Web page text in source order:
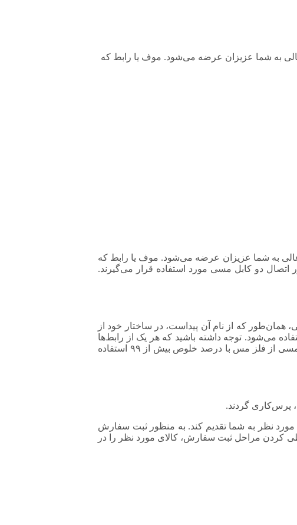
عالی به شما عزیزان عرضه می‌شود. موف یا رابط که
کیفیت عالی به شما عزیزان عرضه می‌شود. موف یا رابط که
دو کابل مسی مورد استفاده قرار می‌گیرند.
همان‌طور که از نام آن پیداست، در ساختار خود از
می‌شود. توجه داشته باشید که هر یک از رابط‌ها
دارای سایز مخصوصی هستند؛ بنابراین در زمان ثبت سفارش نیاز است که متناسب با سایز کابل خرید کنید. در فرآیند تولید موف مسی از فلز مس با درصد خلوص بیش از ۹۹ استفاده
پرس‌کاری گردند.
نظر به شما تقدیم کند. به منظور ثبت سفارش
از طی کردن مراحل ثبت سفارش، کالای مورد نظر را در